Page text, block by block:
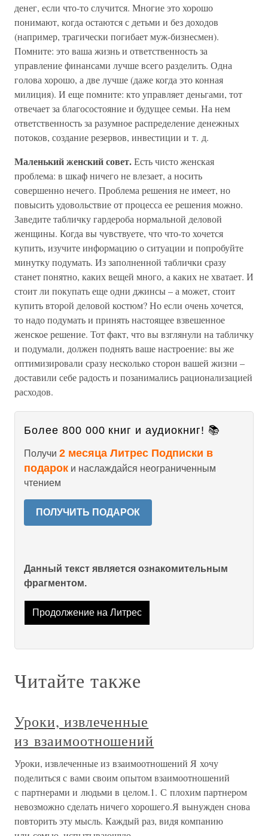
денег, если что-то случится. Многие это хорошо
понимают, когда остаются с детьми и без доходов
(например, трагически погибает муж-бизнесмен).
Помните: это ваша жизнь и ответственность за
управление финансами лучше всего разделить. Одна
голова хорошо, а две лучше (даже когда это конная
милиция). И еще помните: кто управляет деньгами, тот
отвечает за благосостояние и будущее семьи. На нем
ответственность за разумное распределение денежных
потоков, создание резервов, инвестиции и т. д.
Маленький женский совет.Есть чисто женская
проблема: в шкаф ничего не влезает, а носить
совершенно нечего. Проблема решения не имеет, но
повысить удовольствие от процесса ее решения можно.
Заведите табличку гардероба нормальной деловой
женщины. Когда вы чувствуете, что что-то хочется
купить, изучите информацию о ситуации и попробуйте
минутку подумать. Из заполненной таблички сразу
станет понятно, каких вещей много, а каких не хватает. И
стоит ли покупать еще одни джинсы – а может, стоит
купить второй деловой костюм? Но если очень хочется,
то надо подумать и принять настоящее взвешенное
женское решение. Тот факт, что вы взглянули на табличку
и подумали, должен поднять ваше настроение: вы же
оптимизировали сразу несколько сторон вашей жизни –
доставили себе радость и позанимались рационализацией
расходов.
Более 800 000 книг и аудиокниг! 📚
Получи 2 месяца Литрес Подписки в
подарок и наслаждайся неограниченным
чтением
ПОЛУЧИТЬ ПОДАРОК
Данный текст является ознакомительным
фрагментом.
Продолжение на Литрес
Читайте также
Уроки, извлеченные
из взаимоотношений
Уроки, извлеченные из взаимоотношений Я хочу
поделиться с вами своим опытом взаимоотношений
с партнерами и людьми в целом.1. С плохим партнером
невозможно сделать ничего хорошего.Я вынужден снова
повторить эту мысль. Каждый раз, видя компанию